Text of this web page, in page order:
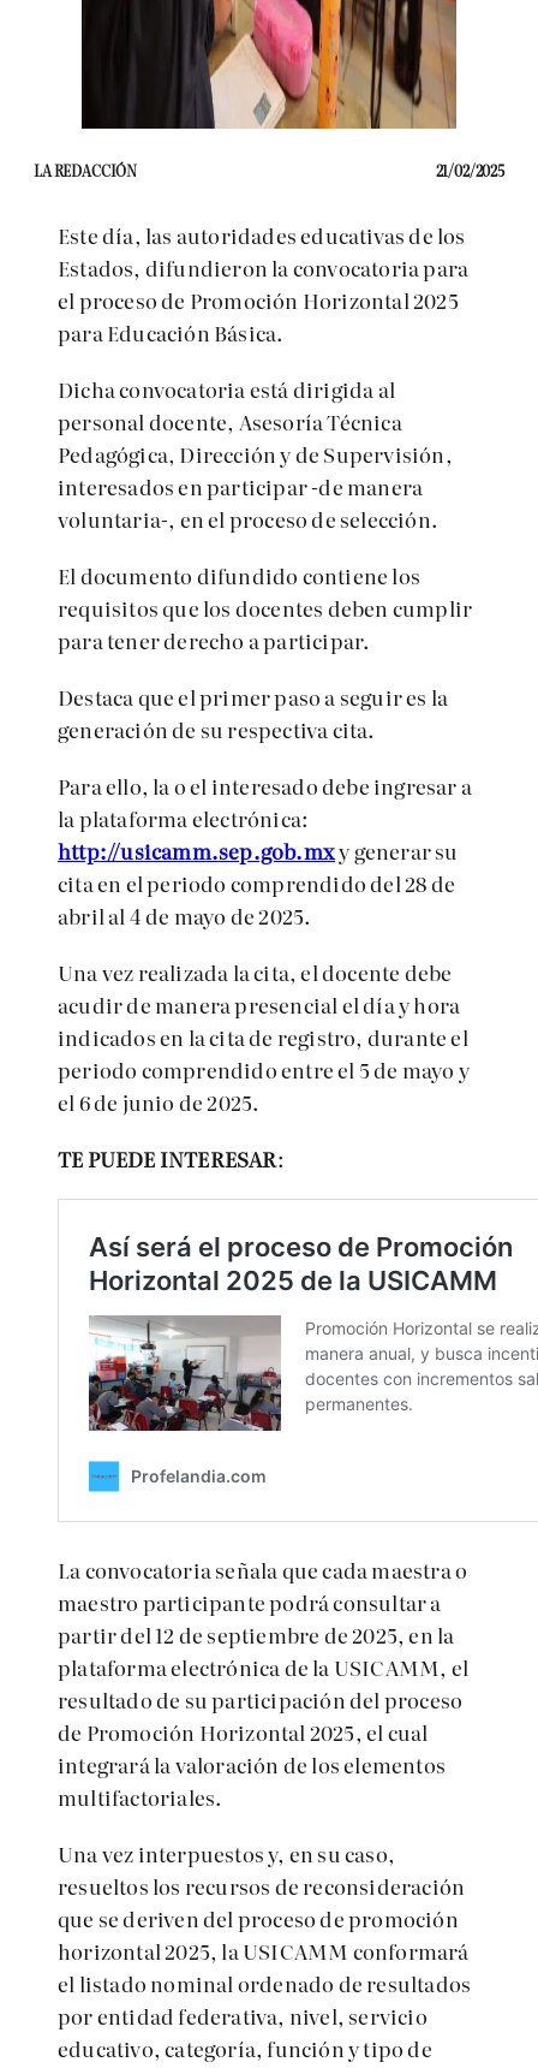
LA REDACCIÓN 21/02/2025
Este día, las autoridades educativas de los
Estados, difundieron la convocatoria para
el proceso de Promoción Horizontal 2025
para Educación Básica.
Dicha convocatoria está dirigida al
personal docente, Asesoría Técnica
Pedagógica, Dirección y de Supervisión,
interesados en participar -de manera
voluntaria-, en el proceso de selección.
El documento difundido contiene los
requisitos que los docentes deben cumplir
para tener derecho a participar.
Destaca que el primer paso a seguir es la
generación de su respectiva cita.
Para ello, la o el interesado debe ingresar a
la plataforma electrónica:
http://usicamm.sep.gob.mxy generar su
cita en el periodo comprendido del 28 de
abril al 4 de mayo de 2025.
Una vez realizada la cita, el docente debe
acudir de manera presencial eldía y hora
indicados en la cita de registro, durante el
periodo comprendido entre el 5 de mayo y
el 6 de junio de 2025.
TE PUEDE INTERESAR:
La convocatoria señala que cada maestra o
maestro participante podrá consultar a
partir del 12 de septiembre de 2025, en la
plataforma electrónica de la USICAMM, el
resultado de su participación del proceso
de Promoción Horizontal 2025, el cual
integrará la valoración de los elementos
multifactoriales.
Una vez interpuestos y, en su caso,
resueltos los recursos de reconsideración
que se deriven del proceso de promoción
horizontal 2025, la USICAMM conformará
el listado nominal ordenado de resultados
por entidad federativa, nivel, servicio
educativo, categoría, función y tipo de